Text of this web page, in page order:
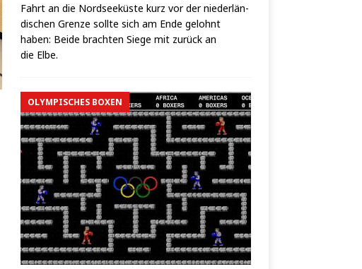
Fahrt an die Nord­see­küs­te kurz vor der nie­der­län­
di­schen Gren­ze soll­te sich am Ende gelohnt
haben: Bei­de brach­ten Sie­ge mit zurück an
die Elbe.
OLYMPISCHES BOXEN